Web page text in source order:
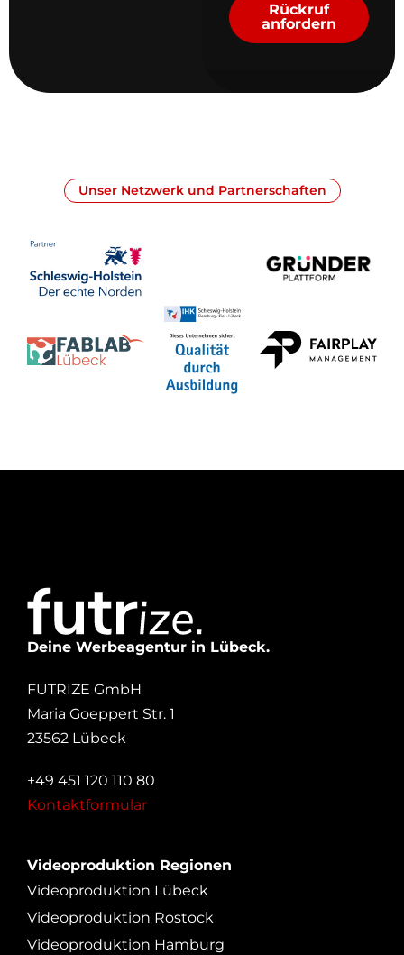
Rückruf
anfordern
Unser Netzwerk und Partnerschaften
Deine Werbeagentur in Lübeck.
FUTRIZE GmbH
Maria Goeppert Str. 1
23562 Lübeck
+49 451 120 110 80
Kontaktformular
Videoproduktion Regionen
Videoproduktion Lübeck
Videoproduktion Rostock
Videoproduktion Hamburg